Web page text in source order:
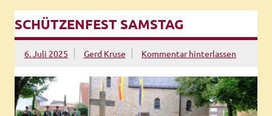
SCHÜTZENFEST SAMSTAG
6. Juli 2025 Gerd Kruse Kommentar hinterlassen